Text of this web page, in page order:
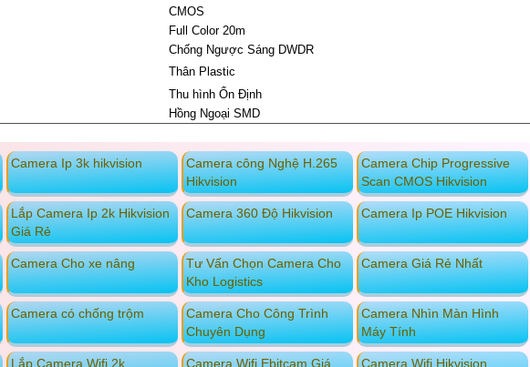
CMOS
Full Color 20m
Chống Ngược Sáng DWDR
Thân Plastic
Thu hình Ổn Định
Hồng Ngoại SMD
Camera Ip 3k hikvision
Camera công Nghệ H.265
Hikvision
Camera Chip Progressive
Scan CMOS Hikvision
Lắp Camera Ip 2k Hikvision
Giá Rẻ
Camera 360 Độ Hikvision Camera Ip POE Hikvision
Camera Cho xe nâng
Tư Vấn Chọn Camera Cho
Kho Logistics
Camera Giá Rẻ Nhất
Camera có chống trộm
Camera Cho Công Trình
Chuyên Dụng
Camera Nhìn Màn Hình
Máy Tính
Lắp Camera Wifi 2k
Camera Wifi Ebitcam Giá
Camera Wifi Hikvision